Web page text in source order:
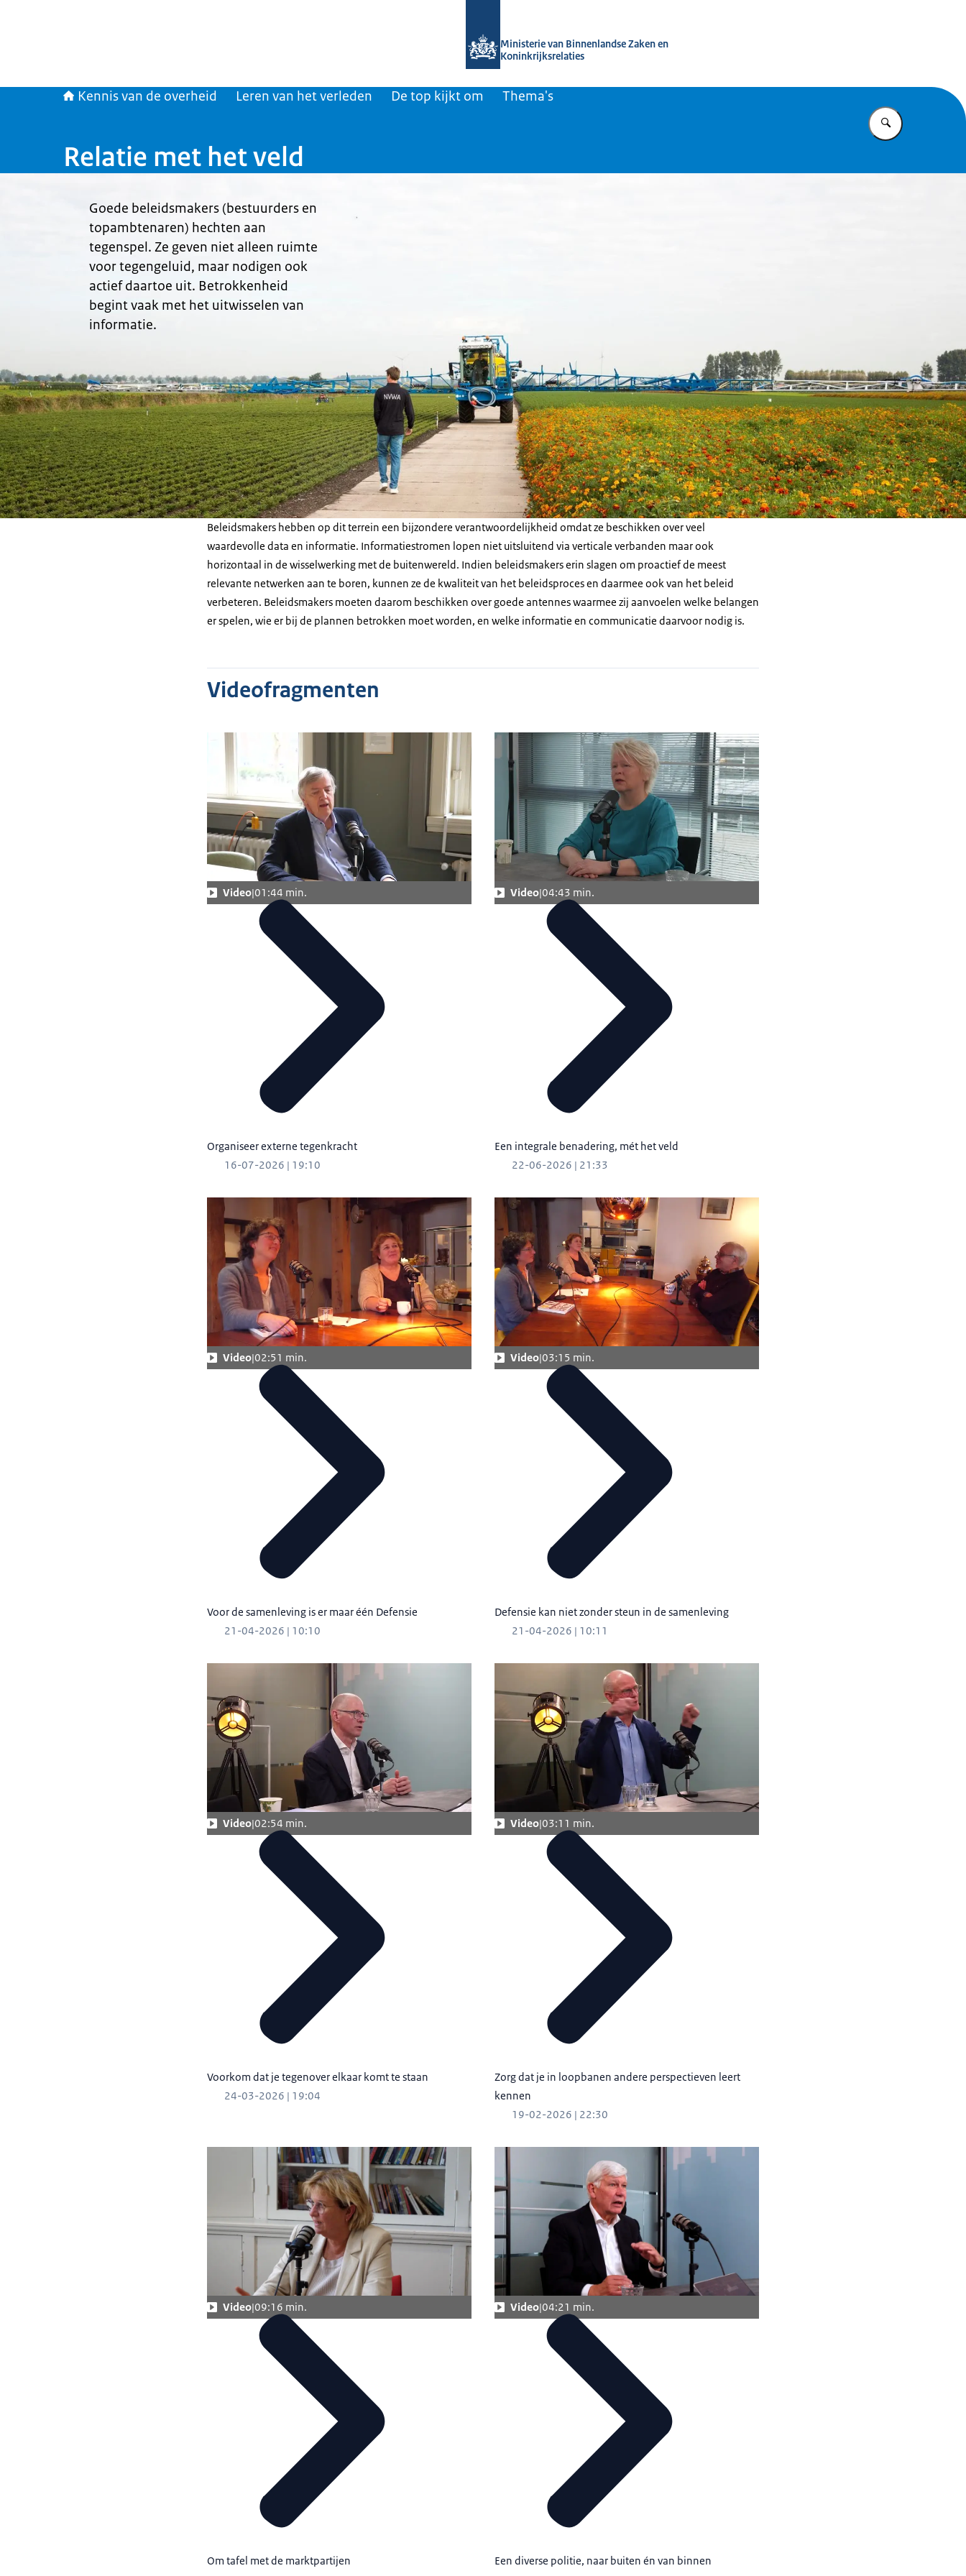
Ministerie van Binnenlandse Zaken en
Koninkrijksrelaties
Kennis van de overheid Leren van het verleden De top kijkt om Thema's
Vul in wat u
Relatie met het veld
Goede beleidsmakers (bestuurders en
topambtenaren) hechten aan
tegenspel. Ze geven niet alleen ruimte
voor tegengeluid, maar nodigen ook
actief daartoe uit. Betrokkenheid
begint vaak met het uitwisselen van
informatie.
Beleidsmakers hebben op dit terrein een bijzondere verantwoordelijkheid omdat ze beschikken over veel
waardevolle data en informatie. Informatiestromen lopen niet uitsluitend via verticale verbanden maar ook
horizontaal in de wisselwerking met de buitenwereld. Indien beleidsmakers erin slagen om proactief de meest
relevante netwerken aan te boren, kunnen ze de kwaliteit van het beleidsproces en daarmee ook van het beleid
verbeteren. Beleidsmakers moeten daarom beschikken over goede antennes waarmee zij aanvoelen welke belangen
er spelen, wie er bij de plannen betrokken moet worden, en welke informatie en communicatie daarvoor nodig is.
Videofragmenten
Video 01:44 min.
Organiseer externe tegenkracht
16-07-2026 | 19:10
Video 04:43 min.
Een integrale benadering, mét het veld
22-06-2026 | 21:33
Video 02:51 min.
Voor de samenleving is er maar één Defensie
21-04-2026 | 10:10
Video 03:15 min.
Defensie kan niet zonder steun in de samenleving
21-04-2026 | 10:11
Video 02:54 min.
Voorkom dat je tegenover elkaar komt te staan
24-03-2026 | 19:04
Video 03:11 min.
Zorg dat je in loopbanen andere perspectieven leert
kennen
19-02-2026 | 22:30
Video 09:16 min.
Om tafel met de marktpartijen
Video 04:21 min.
Een diverse politie, naar buiten én van binnen